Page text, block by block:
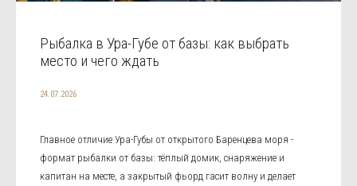
Рыбалка в Ура-Губе от базы: как выбрать
место и чего ждать
24.07.2026
Главное отличие Ура-Губы от открытого Баренцева моря -
формат рыбалки от базы: тёплый домик, снаряжение и
капитан на месте, а закрытый фьорд гасит волну и делает